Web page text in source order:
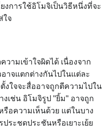
งการใช้อิโมจิเป็นวิธีหนึ่งที่จะ
ใจ
ามเข้าใจผิดได้ เนื่องจาก
าจแตกต่างกันไปในแต่ละ
ใจจะสื่ออาจถูกตีความไปใน
เช่น อิโมจิรูป "ยิ้ม" อาจถูก
อความเห็นด้วย แต่ในบาง
ระชดประชันหรือเยาะเย้ย